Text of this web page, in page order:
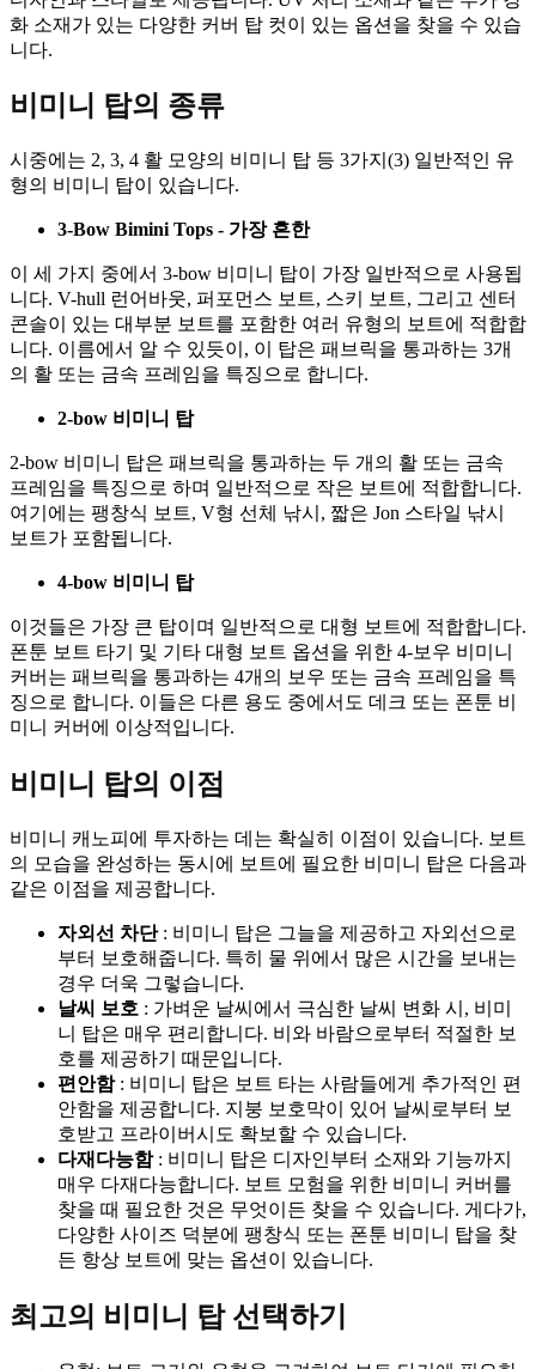
화 소재가 있는 다양한 커버 탑 컷이 있는 옵션을 찾을 수 있습
니다.
비미니 탑의 종류
시중에는 2, 3, 4 활 모양의 비미니 탑 등 3가지(3) 일반적인 유
형의 비미니 탑이 있습니다.
3-Bow Bimini Tops - 가장 흔한
이 세 가지 중에서 3-bow 비미니 탑이 가장 일반적으로 사용됩
니다. V-hull 런어바웃, 퍼포먼스 보트, 스키 보트, 그리고 센터
콘솔이 있는 대부분 보트를 포함한 여러 유형의 보트에 적합합
니다. 이름에서 알 수 있듯이, 이 탑은 패브릭을 통과하는 3개
의 활 또는 금속 프레임을 특징으로 합니다.
2-bow 비미니 탑
2-bow 비미니 탑은 패브릭을 통과하는 두 개의 활 또는 금속
프레임을 특징으로 하며 일반적으로 작은 보트에 적합합니다.
여기에는 팽창식 보트, V형 선체 낚시, 짧은 Jon 스타일 낚시
보트가 포함됩니다.
4-bow 비미니 탑
이것들은 가장 큰 탑이며 일반적으로 대형 보트에 적합합니다.
폰툰 보트 타기 및 기타 대형 보트 옵션을 위한 4-보우 비미니
커버는 패브릭을 통과하는 4개의 보우 또는 금속 프레임을 특
징으로 합니다. 이들은 다른 용도 중에서도 데크 또는 폰툰 비
미니 커버에 이상적입니다.
비미니 탑의 이점
비미니 캐노피에 투자하는 데는 확실히 이점이 있습니다. 보트
의 모습을 완성하는 동시에 보트에 필요한 비미니 탑은 다음과
같은 이점을 제공합니다.
자외선 차단: 비미니 탑은 그늘을 제공하고 자외선으로
부터 보호해줍니다. 특히 물 위에서 많은 시간을 보내는
경우 더욱 그렇습니다.
날씨 보호 : 가벼운 날씨에서 극심한 날씨 변화 시, 비미
니 탑은 매우 편리합니다. 비와 바람으로부터 적절한 보
호를 제공하기 때문입니다.
편안함: 비미니 탑은 보트 타는 사람들에게 추가적인 편
안함을 제공합니다. 지붕 보호막이 있어 날씨로부터 보
호받고 프라이버시도 확보할 수 있습니다.
다재다능함: 비미니 탑은 디자인부터 소재와 기능까지
매우 다재다능합니다. 보트 모험을 위한 비미니 커버를
찾을 때 필요한 것은 무엇이든 찾을 수 있습니다. 게다가,
다양한 사이즈 덕분에 팽창식 또는 폰툰 비미니 탑을 찾
든 항상 보트에 맞는 옵션이 있습니다.
최고의 비미니 탑 선택하기